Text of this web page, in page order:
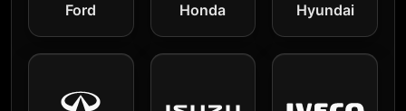
Ford Honda Hyundai